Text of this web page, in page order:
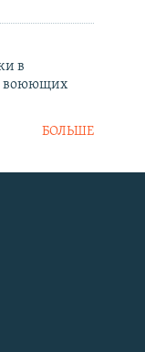
в
воюющих
БОЛЬШЕ